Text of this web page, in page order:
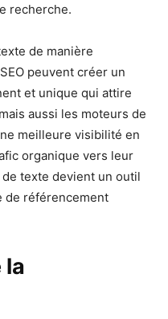
recherche.
de manière
peuvent créer un
et unique qui attire
aussi les moteurs de
meilleure visibilité en
organique vers leur
texte devient un outil
de référencement
la